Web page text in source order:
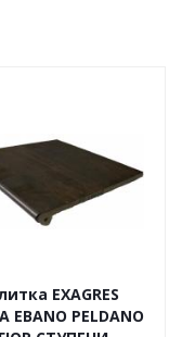
EXAGRES
EBANO PELDANO